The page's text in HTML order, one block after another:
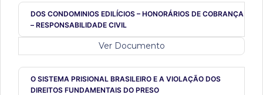
DOS CONDOMINIOS EDILÍCIOS – HONORÁRIOS DE COBRANÇA
– RESPONSABILIDADE CIVIL
Ver Documento
O SISTEMA PRISIONAL BRASILEIRO E A VIOLAÇÃO DOS
DIREITOS FUNDAMENTAIS DO PRESO